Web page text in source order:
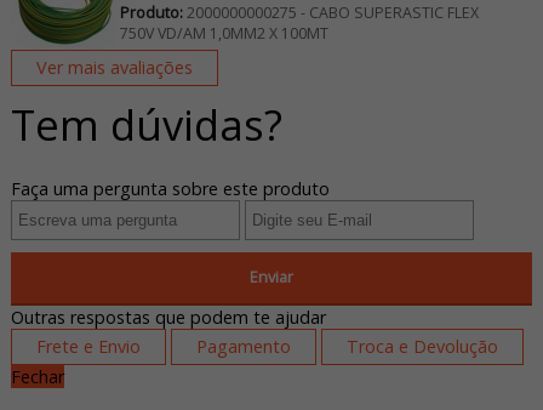
Produto:2000000000275 - CABO SUPERASTIC FLEX
750V VD/AM 1,0MM2 X 100MT
Ver mais avaliações
Tem dúvidas?
Faça uma pergunta sobre este produto
Enviar
Outras respostas que podem te ajudar
Frete e Envio
Pagamento
Troca e Devolução
Fechar